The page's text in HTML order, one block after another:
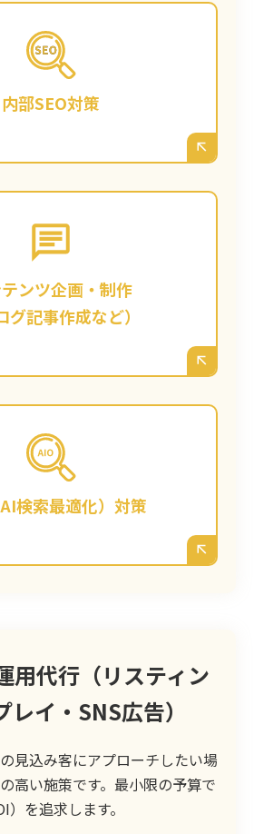
内部SEO対策
ンジンから正しく評価される
を最適化します。ページタイ
最適化、表示速度の改善、ス
応の見直しなど、技術的な土
ンツ企画・制作
グ記事作成など）
鹿児島の見込み客が検索する
み解決型」のブログ記事や、
ウをまとめたコラムなどを企
ます。単なる記事作成ではな
示と「読んで役立った」とい
立する、高品質なコンテンツ
をご提供します。
検索最適化）対策
ると予測されるAIによる検索
に対応するため、AIが回答の
びやすい、信頼性の高い情報
構造をサイトに構築します。
用代行（リスティン
イ・SNS広告）
見込み客にアプローチしたい場
高い施策です。最小限の予算で
を追求します。